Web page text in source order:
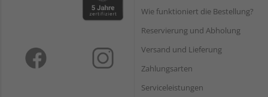
Wie funktioniert die Bestellung?
Reservierung und Abholung
Versand und Lieferung
Zahlungsarten
Serviceleistungen